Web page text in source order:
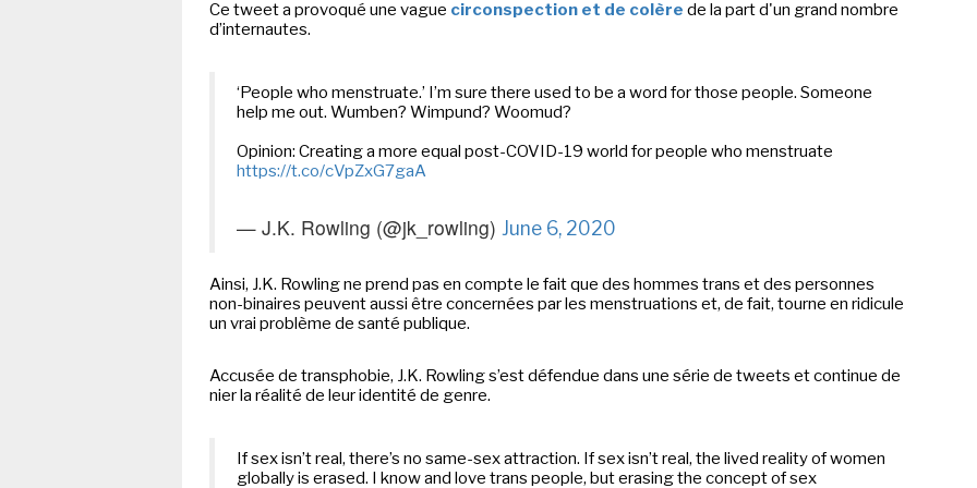
NEWSLETTER
En indiquant votre adresse mail ci-dessus, vous consentez à
recevoir des mails de la part d'Actusf. Vous pouvez vous
désinscription.
Mentions légales Cookies - Publicités
Ce tweet a provoqué une vague circonspection et de colère de la part d'un grand nombre
d’internautes.
‘People who menstruate.’ I’m sure there used to be a word for those people. Someone
help me out. Wumben? Wimpund? Woomud?
Opinion: Creating a more equal post-COVID-19 world for people who menstruate
https://t.co/cVpZxG7gaA
— J.K. Rowling (@jk_rowling) June 6, 2020
Ainsi, J.K. Rowling ne prend pas en compte le fait que des hommes trans et des personnes
non-binaires peuvent aussi être concernées par les menstruations et, de fait, tourne en ridicule
un vrai problème de santé publique.
Accusée de transphobie, J.K. Rowling s’est défendue dans une série de tweets et continue de
nier la réalité de leur identité de genre.
If sex isn’t real, there’s no same-sex attraction. If sex isn’t real, the lived reality of women
globally is erased. I know and love trans people, but erasing the concept of sex